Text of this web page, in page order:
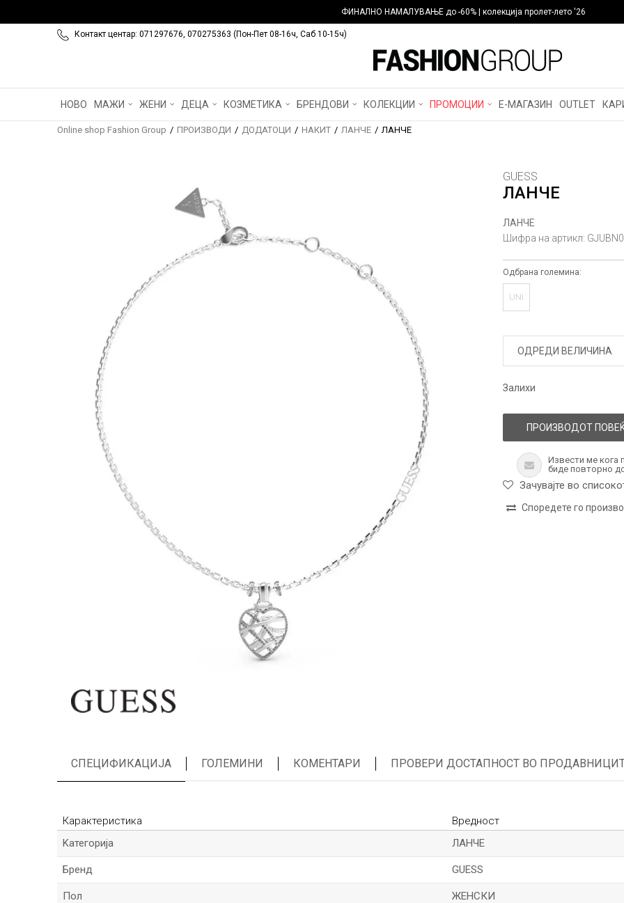
ФИНАЛНО НАМАЛУВАЊЕ до -60% | колекција пролет-лето '26
Контакт центар: 071297676, 070275363 (Пон-Пет 08-16ч, Саб 10-15ч)
НОВО МАЖИ ЖЕНИ ДЕЦА КОЗМЕТИКА БРЕНДОВИ КОЛЕКЦИИ ПРОМОЦИИ Е-МАГАЗИН OUTLET
Online shop Fashion Group ПРОИЗВОДИ ДОДАТОЦИ НАКИТ ЛАНЧЕ ЛАНЧЕ
GUESS
ЛАНЧЕ
ЛАНЧЕ
Шифра на артикл:
Одбрана големина:
UNI
ОДРЕДИ ВЕЛИЧИНА
Залихи
ПРОИЗВОДОТ
Извести ме кога
биде повторно
Зачувајте во
Споредете го
СПЕЦИФИКАЦИЈА ГОЛЕМИНИ КОМЕНТАРИ ПРОВЕРИ ДОСТАПНОСТ ВО
Карактеристика
Вредност
Kатегорија
ЛАНЧЕ
Бренд GUESS
Пол ЖЕНСКИ